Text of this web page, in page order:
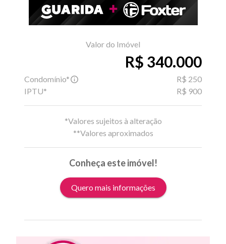
Valor do Imóvel
R$ 340.000
Condomínio*
R$ 250
IPTU*
R$ 900
*Valores sujeitos à alteração
**Valores aproximados
Conheça este imóvel!
Quero mais informações